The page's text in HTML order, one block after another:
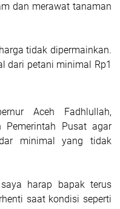
dan merawat tanaman
tidak dipermainkan.
dari petani minimal Rp1
Aceh Fadhlullah,
Pemerintah Pusat agar
minimal yang tidak
harap bapak terus
saat kondisi seperti